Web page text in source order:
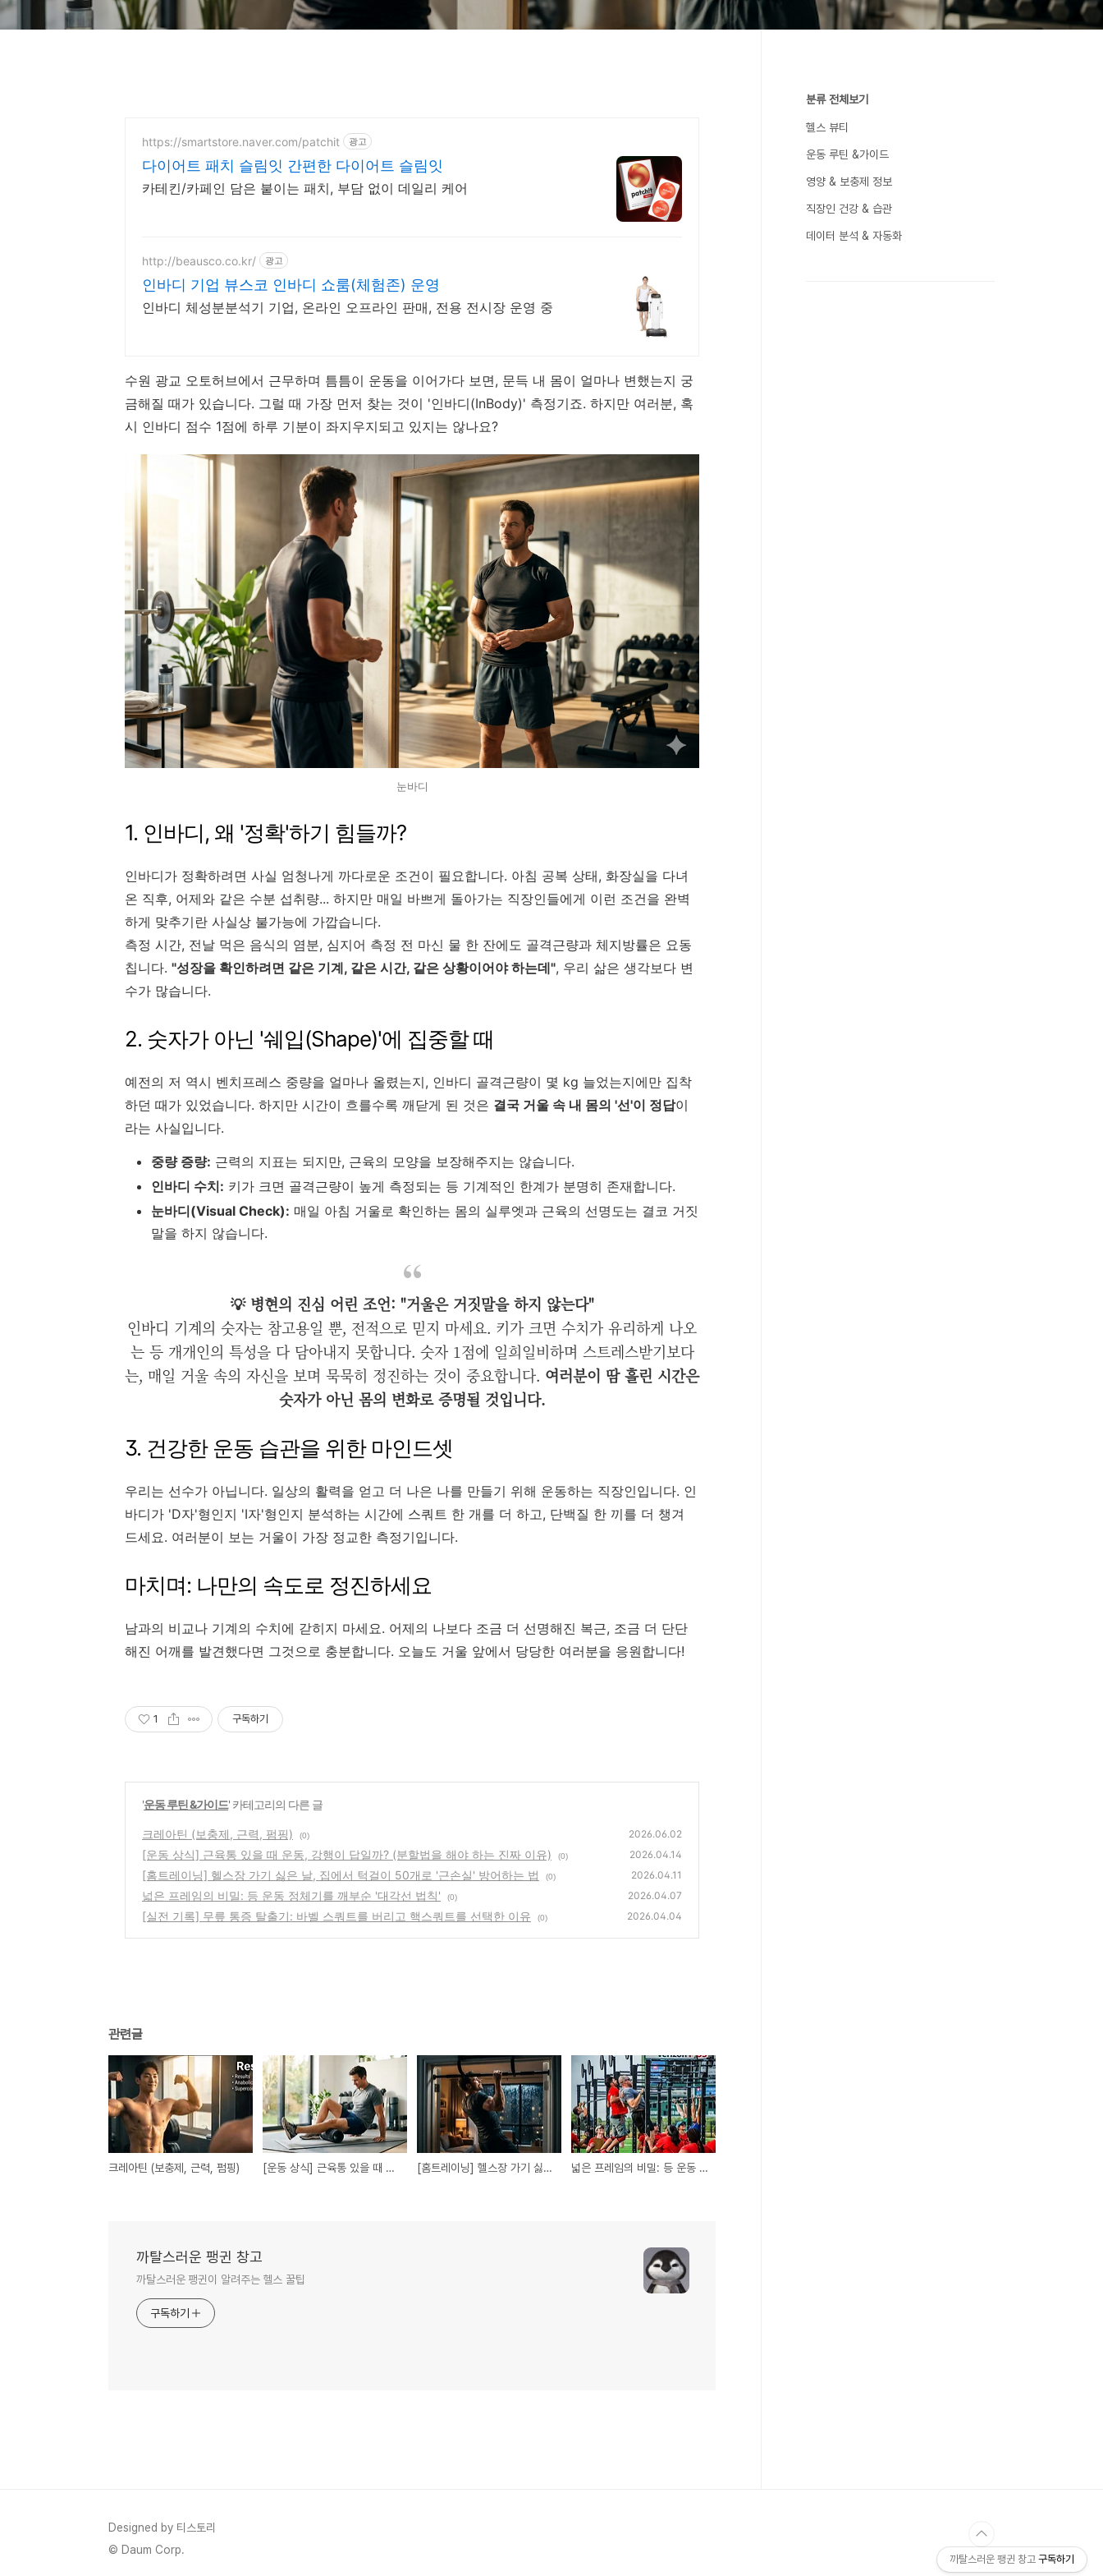
https://smartstore.naver.com/patchit 광고
다이어트 패치 슬림잇 간편한 다이어트 슬림잇
카테킨/카페인 담은 붙이는 패치, 부담 없이 데일리 케어
http://beausco.co.kr/ 광고
인바디 기업 뷰스코 인바디 쇼룸(체험존) 운영
인바디 체성분분석기 기업, 온라인 오프라인 판매, 전용 전시장 운영 중
수원 광교 오토허브에서 근무하며 틈틈이 운동을 이어가다 보면, 문득 내 몸이 얼마나 변했는지 궁
금해질 때가 있습니다. 그럴 때 가장 먼저 찾는 것이 '인바디(InBody)' 측정기죠. 하지만 여러분, 혹
시 인바디 점수 1점에 하루 기분이 좌지우지되고 있지는 않나요?
눈바디
1. 인바디, 왜 '정확'하기 힘들까?
인바디가 정확하려면 사실 엄청나게 까다로운 조건이 필요합니다. 아침 공복 상태, 화장실을 다녀
온 직후, 어제와 같은 수분 섭취량... 하지만 매일 바쁘게 돌아가는 직장인들에게 이런 조건을 완벽
하게 맞추기란 사실상 불가능에 가깝습니다.
측정 시간, 전날 먹은 음식의 염분, 심지어 측정 전 마신 물 한 잔에도 골격근량과 체지방률은 요동
칩니다. "성장을 확인하려면 같은 기계, 같은 시간, 같은 상황이어야 하는데", 우리 삶은 생각보다 변
수가 많습니다.
2. 숫자가 아닌 '쉐입(Shape)'에 집중할 때
예전의 저 역시 벤치프레스 중량을 얼마나 올렸는지, 인바디 골격근량이 몇 kg 늘었는지에만 집착
하던 때가 있었습니다. 하지만 시간이 흐를수록 깨닫게 된 것은 결국 거울 속 내 몸의 '선'이 정답이
라는 사실입니다.
중량 증량: 근력의 지표는 되지만, 근육의 모양을 보장해주지는 않습니다.
인바디 수치: 키가 크면 골격근량이 높게 측정되는 등 기계적인 한계가 분명히 존재합니다.
눈바디(Visual Check): 매일 아침 거울로 확인하는 몸의 실루엣과 근육의 선명도는 결코 거짓
말을 하지 않습니다.
💡 병현의 진심 어린 조언: "거울은 거짓말을 하지 않는다"
인바디 기계의 숫자는 참고용일 뿐, 전적으로 믿지 마세요. 키가 크면 수치가 유리하게 나오
는 등 개개인의 특성을 다 담아내지 못합니다. 숫자 1점에 일희일비하며 스트레스받기보다
는, 매일 거울 속의 자신을 보며 묵묵히 정진하는 것이 중요합니다. 여러분이 땀 흘린 시간은
숫자가 아닌 몸의 변화로 증명될 것입니다.
3. 건강한 운동 습관을 위한 마인드셋
우리는 선수가 아닙니다. 일상의 활력을 얻고 더 나은 나를 만들기 위해 운동하는 직장인입니다. 인
바디가 'D자'형인지 'I자'형인지 분석하는 시간에 스쿼트 한 개를 더 하고, 단백질 한 끼를 더 챙겨
드세요. 여러분이 보는 거울이 가장 정교한 측정기입니다.
마치며: 나만의 속도로 정진하세요
남과의 비교나 기계의 수치에 갇히지 마세요. 어제의 나보다 조금 더 선명해진 복근, 조금 더 단단
해진 어깨를 발견했다면 그것으로 충분합니다. 오늘도 거울 앞에서 당당한 여러분을 응원합니다!
1 구독하기
'운동 루틴 &가이드' 카테고리의 다른 글
크레아틴 (보충제, 근력, 펌핑) (0) 2026.06.02
[운동 상식] 근육통 있을 때 운동, 강행이 답일까? (분할법을 해야 하는 진짜 이유) (0) 2026.04.14
[홈트레이닝] 헬스장 가기 싫은 날, 집에서 턱걸이 50개로 '근손실' 방어하는 법 (0) 2026.04.11
넓은 프레임의 비밀: 등 운동 정체기를 깨부순 '대각선 법칙' (0) 2026.04.07
[실전 기록] 무릎 통증 탈출기: 바벨 스쿼트를 버리고 핵스쿼트를 선택한 이유 (0) 2026.04.04
관련글
크레아틴 (보충제, 근력, 펌핑) [운동 상식] 근육통 있을 때 운동, 강행이 답일까? (분할법을 해야 하는 진짜 이유) [홈트레이닝] 헬스장 가기 싫은 날, 집에서 턱걸이 50개로 '근손실' 방어하는 법 넓은 프레임의 비밀: 등 운동 정체기를 깨부순 '대각선 법칙'
까탈스러운 팽귄 창고
까탈스러운 팽귄이 알려주는 헬스 꿀팁
구독하기
분류 전체보기
헬스 뷰티
운동 루틴 &가이드
영양 & 보충제 정보
직장인 건강 & 습관
데이터 분석 & 자동화
Designed by 티스토리
© Daum Corp.
까탈스러운 팽귄 창고 구독하기